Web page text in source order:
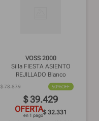
VOSS 2000
Silla FIESTA ASIENTO
REJILLADO Blanco
$78.879 50%OFF
$39.429
OFERTA
en 1 pago$ 32.331